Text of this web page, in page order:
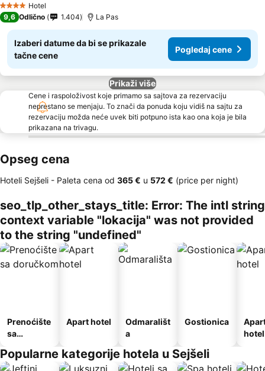
4 ZvezdiceHotel
9,6 Odlično 1.404 La Pas
Izaberi datume da bi se prikazale
tačne cene
Pogledaj cene
Prikaži više
Cene i raspoloživost koje primamo sa sajtova za rezervaciju
neprestano se menjaju. To znači da ponuda koju vidiš na sajtu za
rezervaciju možda neće uvek biti potpuno ista kao ona koja je bila
prikazana na trivagu.
Opseg cena
Hoteli Sejšeli - Paleta cena od ‎365 € u ‎572 € (price per night)
seo_tlp_other_stays_title: Error: The intl string
context variable "lokacija" was not provided
to the string "undefined"
Prenoćište
sa
Apart hotel
Odmarališt
a
Gostionica
hotel
Popularne kategorije hotela u Sejšeli